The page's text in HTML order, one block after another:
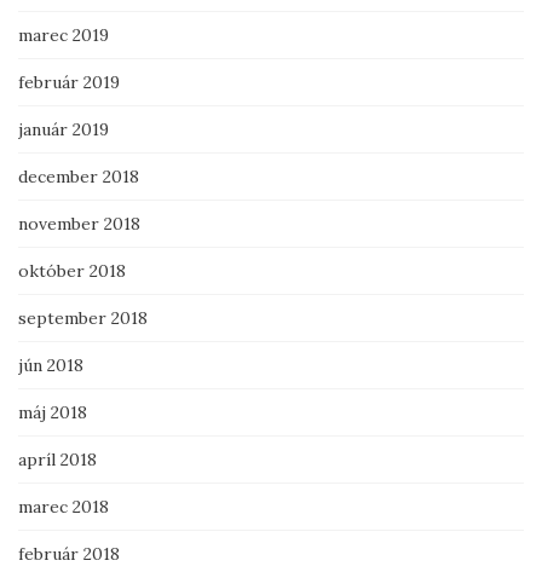
marec 2019
február 2019
január 2019
december 2018
november 2018
október 2018
september 2018
jún 2018
máj 2018
apríl 2018
marec 2018
február 2018